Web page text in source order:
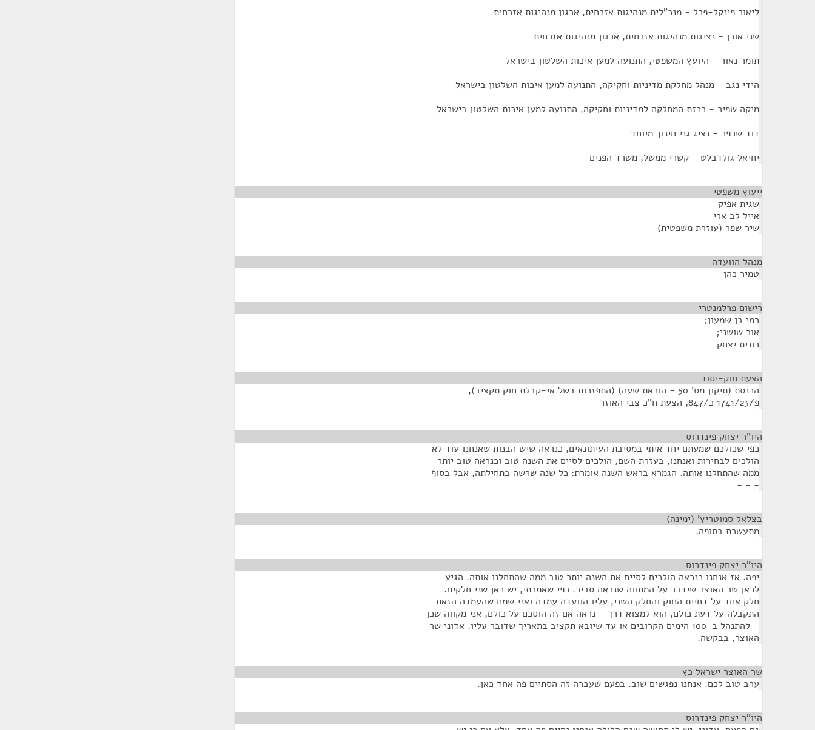
ליאור פינקל-פרל - מנכ"לית מנהיגות אזרחית, ארגון מנהיגות אזרחית
שני אורן - נציגות מנהיגות אזרחית, ארגון מנהיגות אזרחית
תומר נאור - היועץ המשפטי, התנועה למען איכות השלטון בישראל
הידי נגב - מנהל מחלקת מדיניות וחקיקה, התנועה למען איכות השלטון בישראל
מיקה שפיר - רכזת המחלקה למדיניות וחקיקה, התנועה למען איכות השלטון בישראל
דוד שרפר - נציג גני חינוך מיוחד
יחיאל גולדבלט - קשרי ממשל, משרד הפנים
ייעוץ משפטי
שגית אפיק
אייל לב ארי
שיר שפר (עוזרת משפטית)
מנהל הוועדה
טמיר כהן
רישום פרלמנטרי
רמי בן שמעון;
אור שושני;
רונית יצחק
הצעת חוק-יסוד
הכנסת (תיקון מס' 50 - הוראת שעה) (התפזרות בשל אי-קבלת חוק תקציב),
פ/1741/23 כ/847, הצעת ח"כ צבי האוזר
היו"ר יצחק פינדרוס
כפי שכולכם שמעתם יחד איתי במסיבת העיתונאים, כנראה שיש הבנות שאנחנו עוד לא
הולכים לבחירות ואנחנו, בעזרת השם, הולכים לסיים את השנה טוב וכנראה טוב יותר
ממה שהתחלנו אותה. הגמרא בראש השנה אומרת: כל שנה שרשה בתחילתה, אבל בסוף
- - -
בצלאל סמוטריץ' (ימינה)
מתעשרת בסופה.
היו"ר יצחק פינדרוס
יפה. אז אנחנו כנראה הולכים לסיים את השנה יותר טוב ממה שהתחלנו אותה. הגיע
לכאן שר האוצר שידבר על המתווה שנראה סביר. כפי שאמרתי, יש כאן שני חלקים.
חלק אחד על דחיית החוק והחלק השני, עליו הוועדה עמדה ואני שמח שהעמדה הזאת
התקבלה על דעת כולם, הוא למצוא דרך – נראה אם זה הוסכם על כולם, אני מקווה שכן
– להתנהל ב-100 הימים הקרובים או עד שיובא תקציב בתאריך שדובר עליו. אדוני שר
האוצר, בבקשה.
שר האוצר ישראל כץ
ערב טוב לכם. אנחנו נפגשים שוב. בפעם שעברה זה הסתיים פה אחד כאן.
היו"ר יצחק פינדרוס